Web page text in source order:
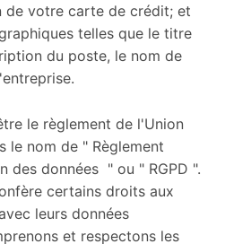
de votre carte de crédit; et
telles que le titre
du poste, le nom de
le règlement de l'Union
le nom de " Règlement
des données " ou " RGPD ".
certains droits aux
leurs données
et respectons les